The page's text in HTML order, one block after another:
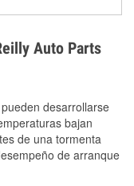
de frío
la protección
To.
Auto Parts
desarrollarse
bajan
de una tormenta
de arranque